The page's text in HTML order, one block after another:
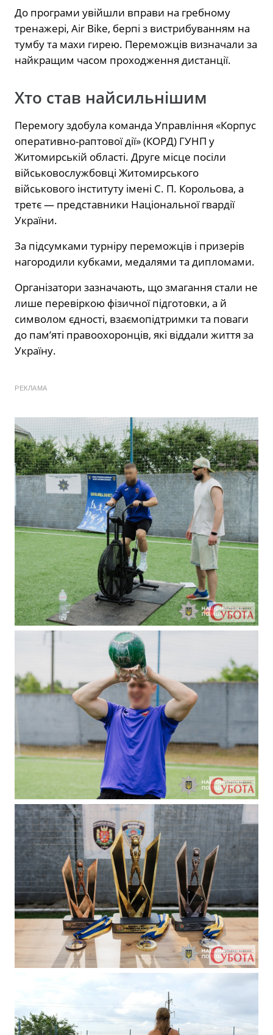
До програми увійшли вправи на гребному
тренажері, Air Bike, берпі з вистрибуванням на
тумбу та махи гирею. Переможців визначали за
найкращим часом проходження дистанції.
Хто став найсильнішим
Перемогу здобула команда Управління «Корпус
оперативно-раптової дії» (КОРД) ГУНП у
Житомирській області. Друге місце посіли
військовослужбовці Житомирського
військового інституту імені С. П. Корольова, а
третє — представники Національної гвардії
України.
За підсумками турніру переможців і призерів
нагородили кубками, медалями та дипломами.
Організатори зазначають, що змагання стали не
лише перевіркою фізичної підготовки, а й
символом єдності, взаємопідтримки та поваги
до пам’яті правоохоронців, які віддали життя за
Україну.
РЕКЛАМА